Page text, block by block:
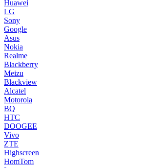
Huawei
LG
Sony
Google
Asus
Nokia
Realme
Blackberry
Meizu
Blackview
Alcatel
Motorola
BQ
HTC
DOOGEE
Vivo
ZTE
Highscreen
HomTom